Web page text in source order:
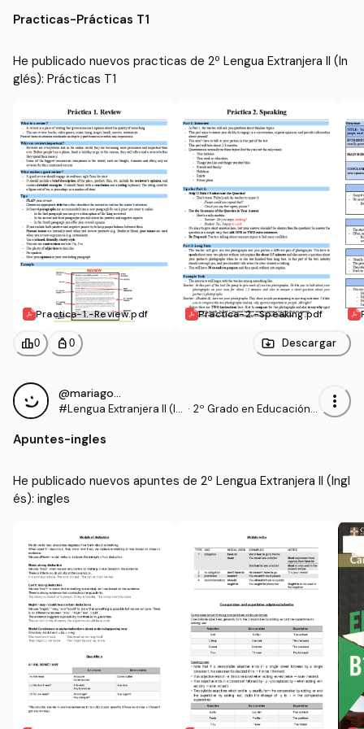
Practicas-Prácticas T1
He publicado nuevos practicas de 2º Lengua Extranjera II (In
glés): Prácticas T1
Practica-1.-Review.pdf Practica-2.-Speaking.pdf
leaderboard0 personal_bag 0 Descargar
@mariagomf_
#Lengua Extranjera II (In · 2º Grado en Educación P
more_vert
Apuntes-ingles
He publicado nuevos apuntes de 2º Lengua Extranjera II (Ingl
és): ingles